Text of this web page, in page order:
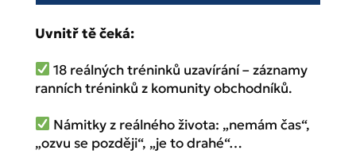
Uvnitř tě čeká:
18 reálných tréninků uzavírání – záznamy
ranních tréninků z komunity obchodníků.
Námitky z reálného života: „nemám čas“,
„ozvu se později“, „je to drahé“…